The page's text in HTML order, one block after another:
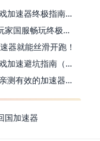
印度怎么玩全民突击？海外玩家国服游戏加速器终极指南（附原神延迟优化+精灵之境加速器选择）
300大作战国外无法登陆怎么办？海外玩家国服畅玩终极指南（附实测推荐）
器就能丝滑开跑！
比利时怎么玩倩女幽魂？海外党国服游戏加速避坑指南（附实测推荐）
在欧洲怎么玩穿越火线不卡顿？老玩家亲测有效的加速器选择指南
国加速器